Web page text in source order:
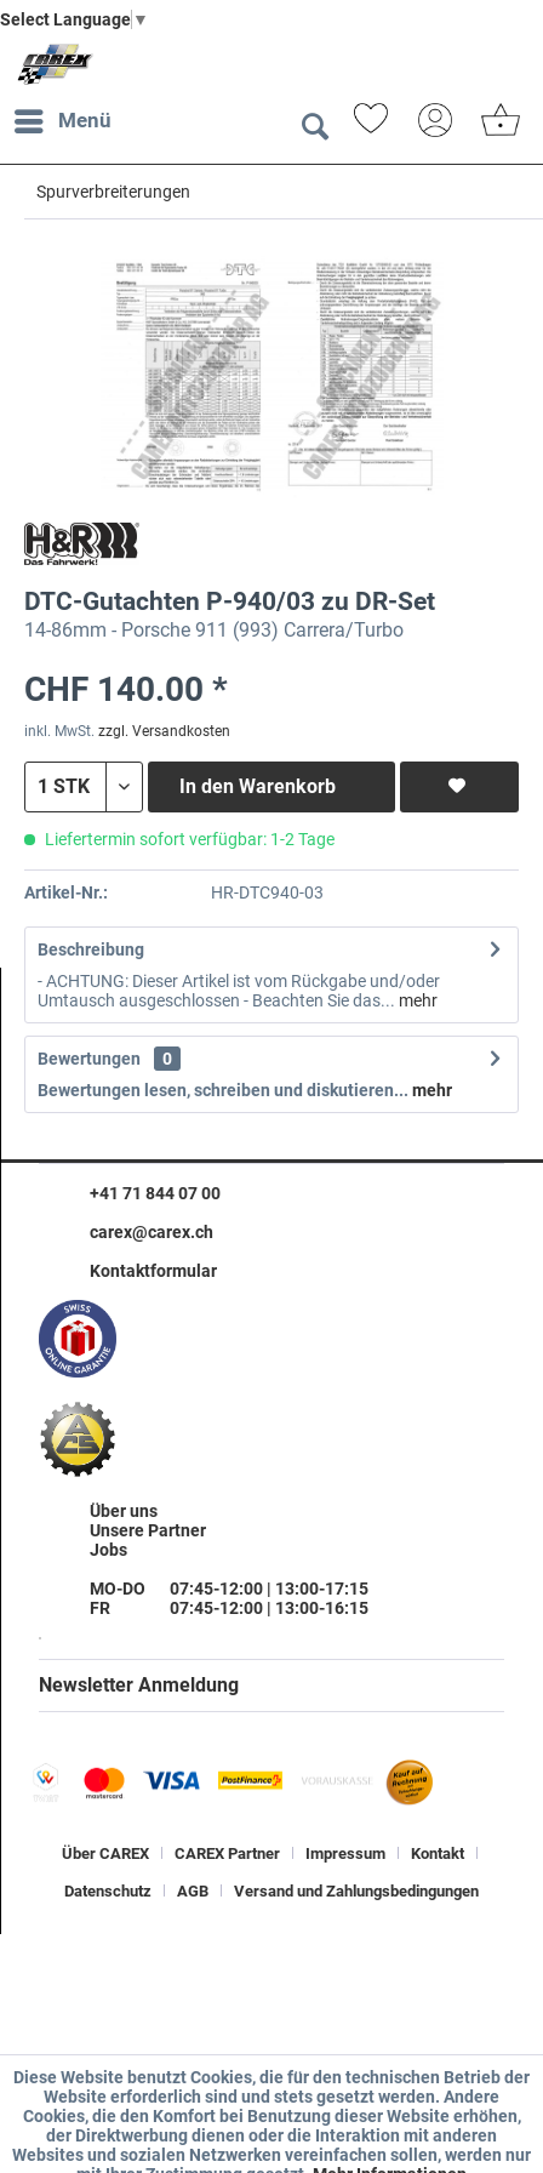
Select Language ▼
Menü
Spurverbreiterungen
DTC-Gutachten P-940/03 zu DR-Set
14-86mm - Porsche 911 (993) Carrera/Turbo
CHF 140.00 *
inkl. MwSt. zzgl. Versandkosten
In den Warenkorb
Liefertermin sofort verfügbar: 1-2 Tage
Artikel-Nr.: HR-DTC940-03
Beschreibung
- ACHTUNG: Dieser Artikel ist vom Rückgabe und/oder
Umtausch ausgeschlossen - Beachten Sie das... mehr
Bewertungen
0
Bewertungen lesen, schreiben und diskutieren... mehr
+41 71 844 07 00
carex@carex.ch
Kontaktformular
Über uns
Unsere Partner
Jobs
MO-DO
FR
07:45-12:00 | 13:00-17:15
07:45-12:00 | 13:00-16:15
Newsletter Anmeldung
Über CAREX CAREX Partner Impressum Kontakt
Datenschutz AGB Versand und Zahlungsbedingungen
Diese Website benutzt Cookies, die für den technischen Betrieb der
Website erforderlich sind und stets gesetzt werden. Andere
Cookies, die den Komfort bei Benutzung dieser Website erhöhen,
der Direktwerbung dienen oder die Interaktion mit anderen
Websites und sozialen Netzwerken vereinfachen sollen, werden nur